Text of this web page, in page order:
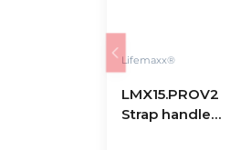
Lifemaxx®
LMX15.PROV2
Strap handle